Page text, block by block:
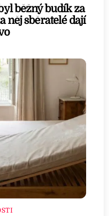
běžný budík za
něj sběratelé dají